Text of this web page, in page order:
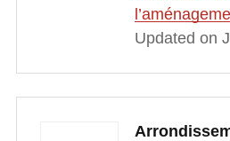
Updated on